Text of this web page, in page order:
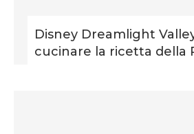
Disney Dreamlight
cucinare la ricetta della